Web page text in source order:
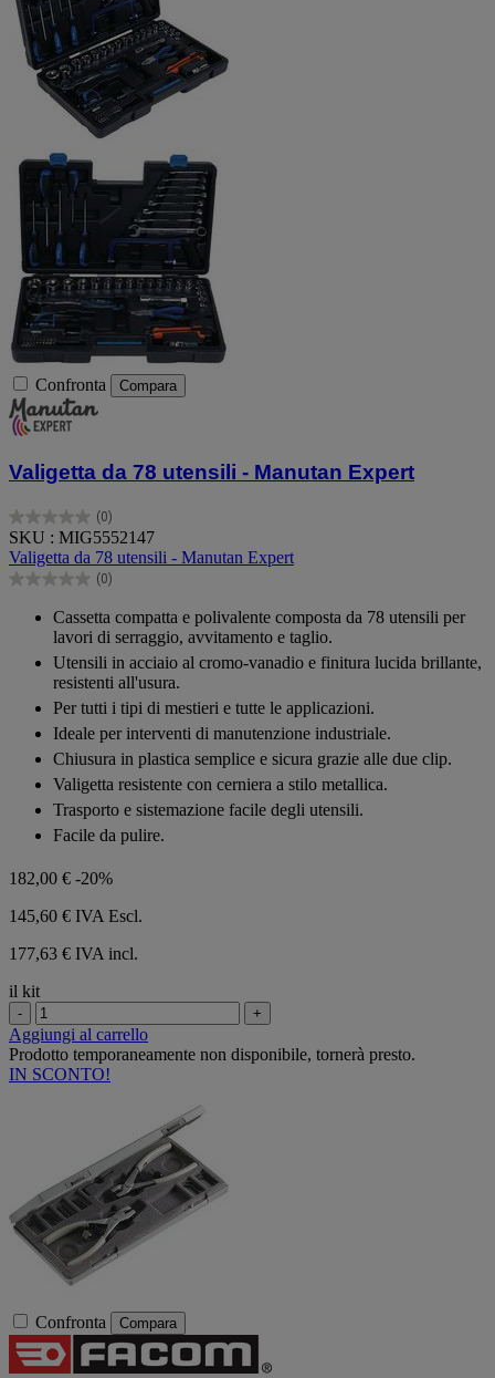
Confronta Compara
Valigetta da 78 utensili - Manutan Expert
(0)
0.0
su
5
stelle.
SKU : MIG5552147
Valigetta da 78 utensili - Manutan Expert
(0)
0.0
Cassetta compatta e polivalente composta da 78 utensili per
lavori di serraggio, avvitamento e taglio.
Utensili in acciaio al cromo-vanadio e finitura lucida brillante,
resistenti all'usura.
Per tutti i tipi di mestieri e tutte le applicazioni.
Ideale per interventi di manutenzione industriale.
Chiusura in plastica semplice e sicura grazie alle due clip.
Valigetta resistente con cerniera a stilo metallica.
Trasporto e sistemazione facile degli utensili.
Facile da pulire.
182,00 € -20%
145,60 € IVA Escl.
177,63 € IVA incl.
il kit
- +
Aggiungi al carrello
Prodotto temporaneamente non disponibile, tornerà presto.
IN SCONTO!
Confronta Compara